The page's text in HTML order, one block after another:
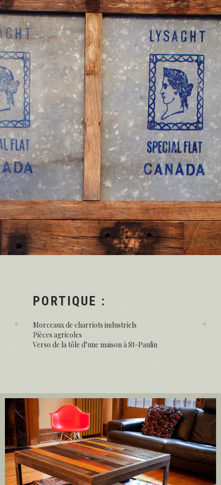
PORTIQUE :
Morceaux de charriots industriels
Pièces agricoles
Verso de la tôle d’une maison à St-Paulin